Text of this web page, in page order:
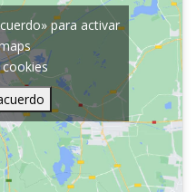
para activar